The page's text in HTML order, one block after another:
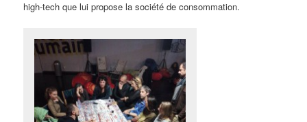
high-tech que lui propose la société de consommation.